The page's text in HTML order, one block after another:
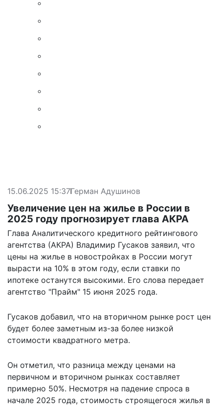
15.06.2025 15:37Герман Адушинов
Увеличение цен на жилье в России в
2025 году прогнозирует глава АКРА
Глава Аналитического кредитного рейтингового
агентства (АКРА) Владимир Гусаков заявил, что
цены на жилье в новостройках в России могут
вырасти на 10% в этом году, если ставки по
ипотеке останутся высокими. Его слова передает
агентство "Прайм" 15 июня 2025 года.
Гусаков добавил, что на вторичном рынке рост цен
будет более заметным из-за более низкой
стоимости квадратного метра.
Он отметил, что разница между ценами на
первичном и вторичном рынках составляет
примерно 50%. Несмотря на падение спроса в
начале 2025 года, стоимость строящегося жилья в